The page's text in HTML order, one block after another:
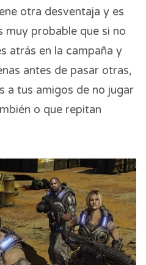
otra desventaja y es
muy probable que si no
atrás en la campaña y
antes de pasar otras,
a tus amigos de no jugar
o que repitan